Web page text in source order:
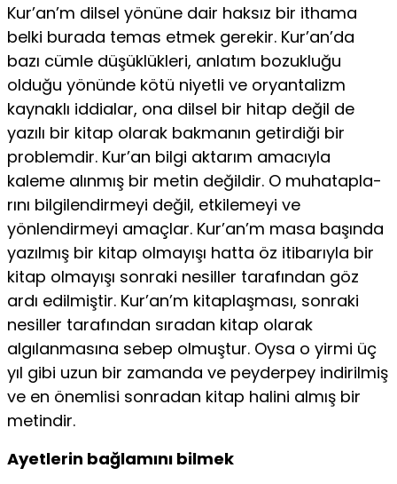
Kur’an’m dilsel yönüne dair haksız bir ithama
belki burada temas etmek gerekir. Kur’an’da
bazı cümle düşüklükleri, an­latım bozukluğu
olduğu yönünde kötü niyetli ve oryantalizm
kaynaklı iddialar, ona dilsel bir hitap değil de
yazılı bir kitap olarak bakmanın getirdiği bir
problemdir. Kur’an bilgi akta­rım amacıyla
kaleme alınmış bir metin değildir. O muhatapla­
rını bilgilendirmeyi değil, etkilemeyi ve
yönlendirmeyi amaç­lar. Kur’an’m masa başında
yazılmış bir kitap olmayışı hatta öz itibarıyla bir
kitap olmayışı sonraki nesiller tarafından göz
ardı edilmiştir. Kur’an’m kitaplaşması, sonraki
nesiller tara­fından sıradan kitap olarak
algılanmasına sebep olmuştur. Oysa o yirmi üç
yıl gibi uzun bir zamanda ve peyderpey indi­rilmiş
ve en önemlisi sonradan kitap halini almış bir
metindir.
Ayetlerin bağlamını bilmek